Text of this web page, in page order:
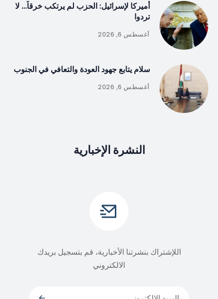
أميركا لإسرائيل: الحزب لم يرتكب خرقاً… لا
تردوا
أغسطس 6, 2026
سلام يتابع جهود العودة والتعافي في الجنوب
أغسطس 6, 2026
النشرة الإخبارية
اللإشتراك بنشرتنا الأخبارية، قم بتسجيل بريدك
الالكتروني